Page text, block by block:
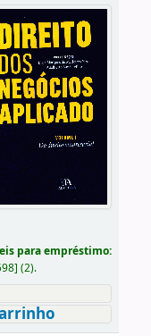
para empréstimo:
] (2).